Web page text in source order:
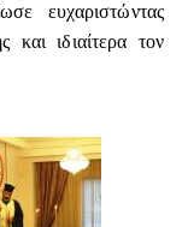
ευχαριστώντας
και ιδιαίτερα τον